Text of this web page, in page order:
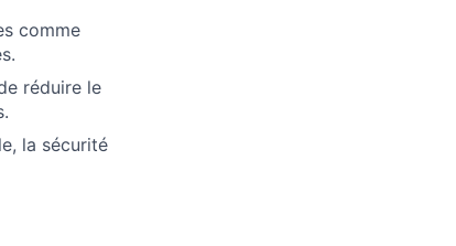
comme
réduire le
la sécurité